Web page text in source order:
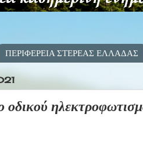
ΠΕΡΙΦΕΡΕΙΑ ΣΤΕΡΕΑΣ ΕΛΛΑΔΑΣ